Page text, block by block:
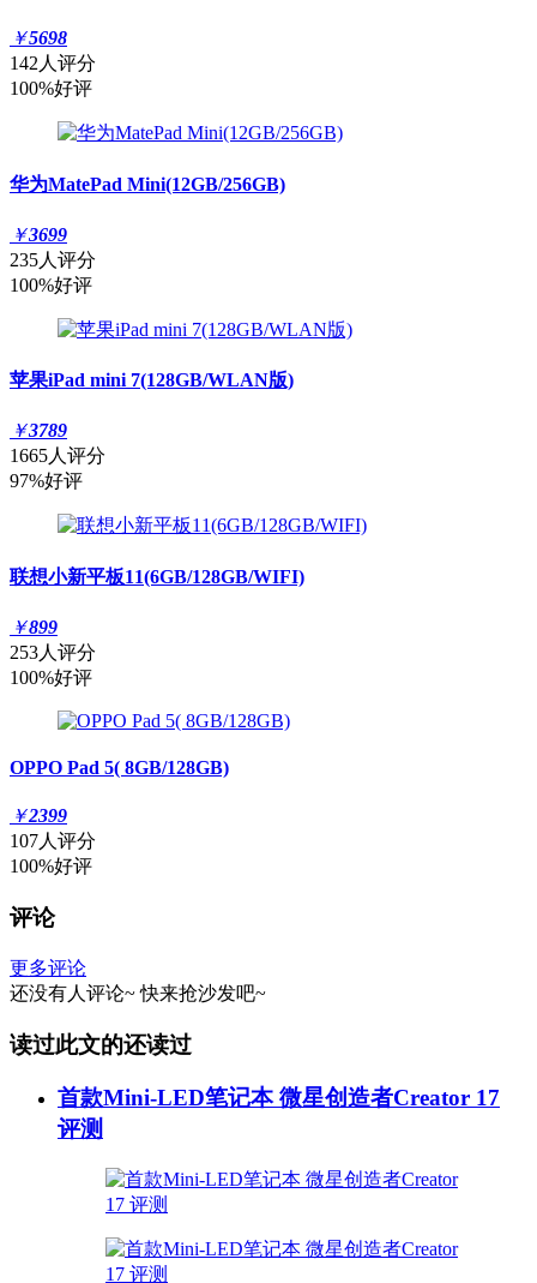
￥5698
142人评分
100%好评
华为MatePad Mini(12GB/256GB)
￥3699
235人评分
100%好评
苹果iPad mini 7(128GB/WLAN版)
￥3789
1665人评分
97%好评
联想小新平板11(6GB/128GB/WIFI)
￥899
253人评分
100%好评
OPPO Pad 5( 8GB/128GB)
￥2399
107人评分
100%好评
评论
更多评论
还没有人评论~ 快来抢沙发吧~
读过此文的还读过
首款Mini-LED笔记本 微星创造者Creator 17
评测